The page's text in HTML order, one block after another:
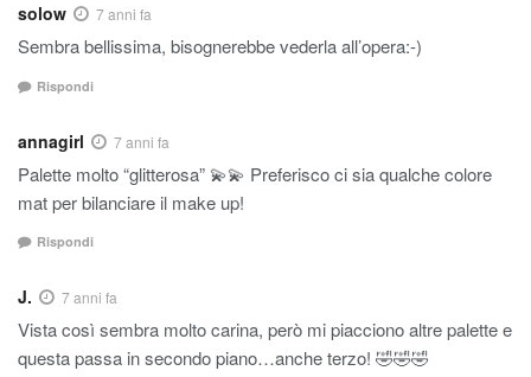
solow 7 anni fa
Sembra bellissima, bisognerebbe vederla all’opera:-)
Rispondi
annagirl 7 anni fa
Palette molto “glitterosa” 💫💫 Preferisco ci sia qualche colore
mat per bilanciare il make up!
Rispondi
J. 7 anni fa
Vista così sembra molto carina, però mi piacciono altre palette e
questa passa in secondo piano…anche terzo! 🤣🤣🤣